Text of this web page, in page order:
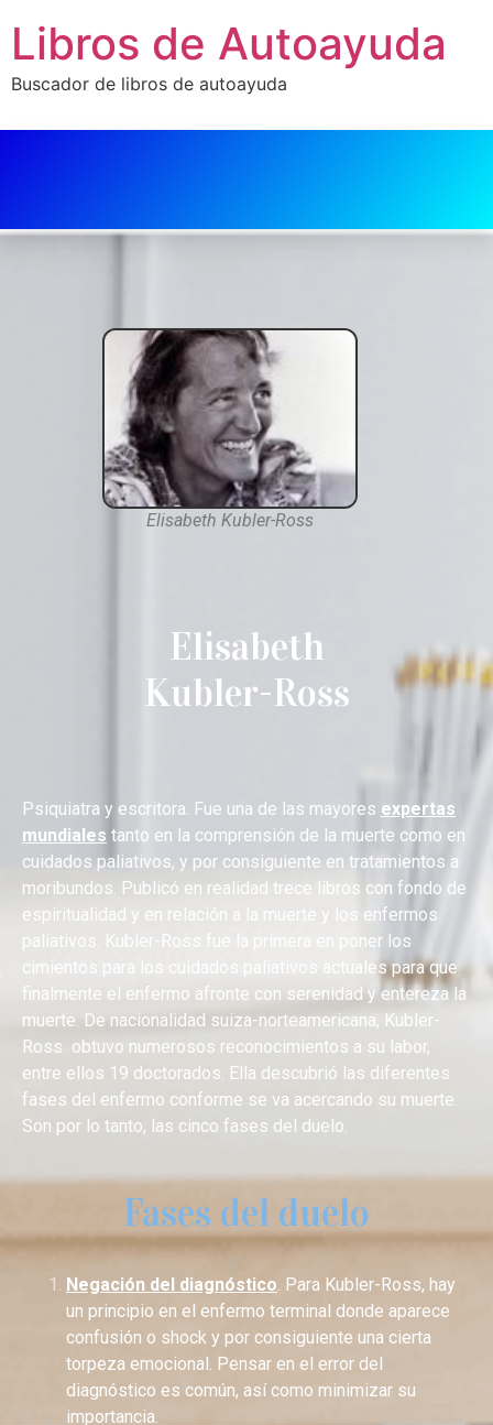
Libros de Autoayuda
Buscador de libros de autoayuda
Elisabeth Kubler-Ross
Elisabeth
Kubler-Ross
Psiquiatra y escritora. Fue una de las mayores expertas
mundiales tanto en la comprensión de la muerte como en
cuidados paliativos, y por consiguiente en tratamientos a
moribundos. Publicó en realidad trece libros con fondo de
espiritualidad y en relación a la muerte y los enfermos
paliativos. Kubler-Ross fue la primera en poner los
cimientos para los cuidados paliativos actuales para que
finalmente el enfermo afronte con serenidad y entereza la
muerte. De nacionalidad suiza-norteamericana, Kubler-
Ross obtuvo numerosos reconocimientos a su labor,
entre ellos 19 doctorados. Ella descubrió las diferentes
fases del enfermo conforme se va acercando su muerte.
Son por lo tanto, las cinco fases del duelo.
Fases del duelo
Negación del diagnóstico. Para Kubler-Ross, hay
un principio en el enfermo terminal donde aparece
confusión o shock y por consiguiente una cierta
torpeza emocional. Pensar en el error del
diagnóstico es común, así como minimizar su
importancia.